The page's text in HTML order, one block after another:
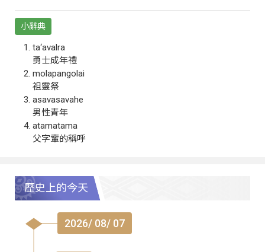
小辭典
ta‘avalra
勇士成年禮
molapangolai
祖靈祭
asavasavahe
男性青年
atamatama
父字輩的稱呼
歷史上的今天
2026/ 08/ 07